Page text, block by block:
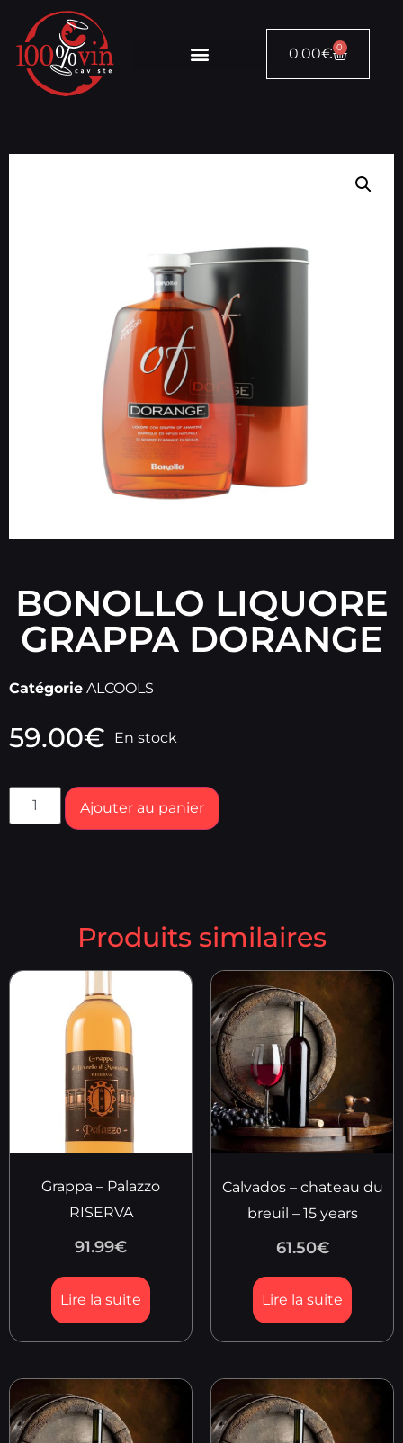
0.00€ 0
BONOLLO LIQUORE
GRAPPA DORANGE
Catégorie ALCOOLS
59.00€ En stock
Ajouter au panier
Produits similaires
Grappa – Palazzo
RISERVA
91.99€
Lire la suite
Calvados – chateau du
breuil – 15 years
61.50€
Lire la suite